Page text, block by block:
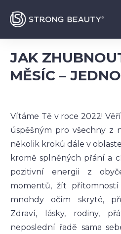
JAK
MĚSÍC –
Vítáme Tě v roce 2022!
úspěšným pro všechny z
několik kroků dále v
kromě splněných přání a
pozitivní energii z
momentů, žít
mnohdy očím skryté,
Zdraví, lásky, rodiny,
neposlední řadě sama